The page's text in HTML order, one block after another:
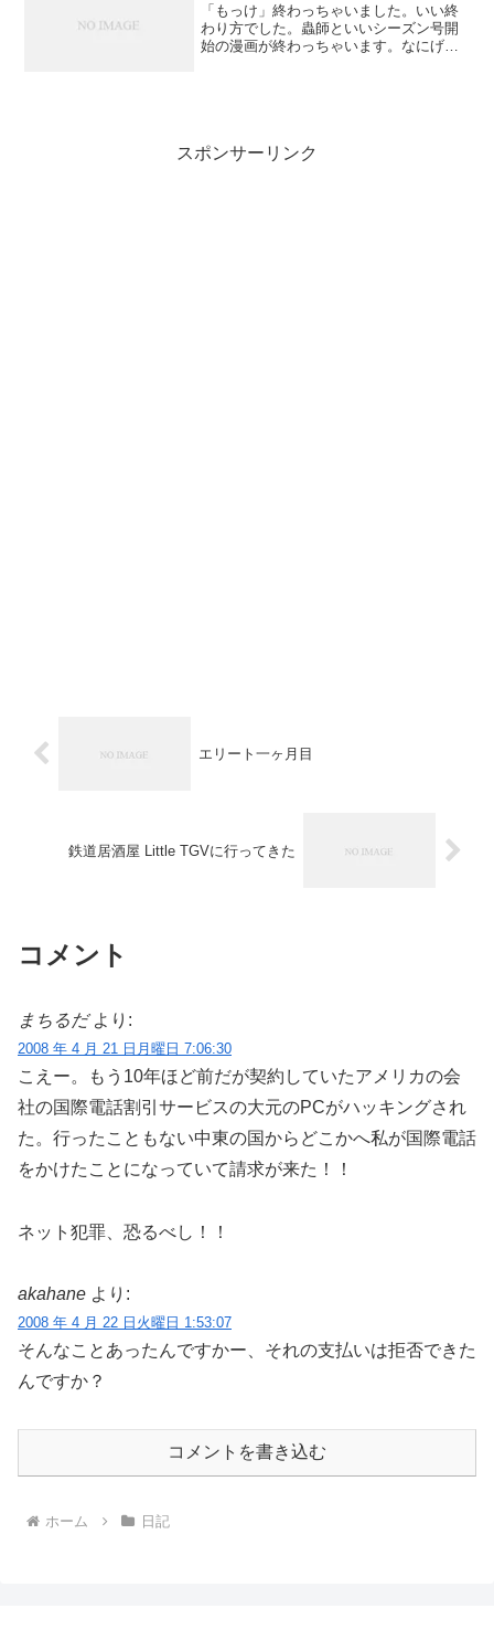
「もっけ」終わっちゃいました。いい終
わり方でした。蟲師といいシーズン号開
始の漫画が終わっちゃいます。なにげ
スポンサーリンク
エリート一ヶ月目
鉄道居酒屋 Little TGVに行ってきた
コメント
まちるだ より:
2008 年 4 月 21 日月曜日 7:06:30
こえー。もう10年ほど前だが契約していたアメリカの会
社の国際電話割引サービスの大元のPCがハッキングされ
た。行ったこともない中東の国からどこかへ私が国際電話
をかけたことになっていて請求が来た！！
ネット犯罪、恐るべし！！
akahane より:
2008 年 4 月 22 日火曜日 1:53:07
そんなことあったんですかー、それの支払いは拒否できた
んですか？
コメントを書き込む
ホーム 日記